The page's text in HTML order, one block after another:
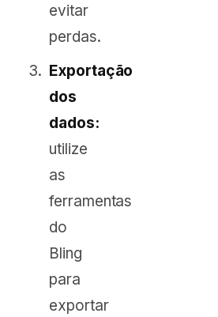
evitar
perdas.
Exportação
dos
dados:
utilize
as
ferramentas
do
Bling
para
exportar